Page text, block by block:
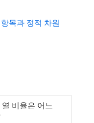
목과 정적 차원
열 비율은 어느